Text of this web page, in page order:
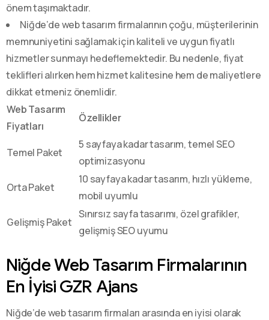
önem taşımaktadır.
Niğde’de web tasarım firmalarının çoğu, müşterilerinin
memnuniyetini sağlamak için kaliteli ve uygun fiyatlı
hizmetler sunmayı hedeflemektedir. Bu nedenle, fiyat
teklifleri alırken hem hizmet kalitesine hem de maliyetlere
dikkat etmeniz önemlidir.
Web Tasarım
Fiyatları
Özellikler
Temel Paket
5 sayfaya kadar tasarım, temel SEO
optimizasyonu
Orta Paket
10 sayfaya kadar tasarım, hızlı yükleme,
mobil uyumlu
Gelişmiş Paket
Sınırsız sayfa tasarımı, özel grafikler,
gelişmiş SEO uyumu
Niğde Web Tasarım Firmalarının
En İyisi GZR Ajans
Niğde’de web tasarım firmaları arasında en iyisi olarak